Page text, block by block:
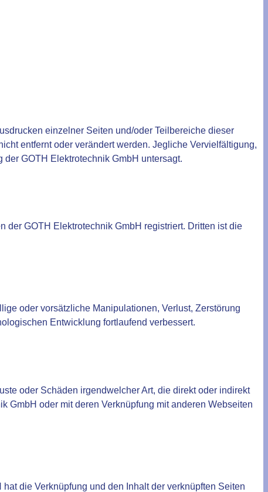
einzelner Seiten und/oder Teilbereiche dieser
entfernt oder verändert werden. Jegliche Vervielfältigung,
GOTH Elektrotechnik GmbH untersagt.
der GOTH Elektrotechnik GmbH registriert. Dritten ist die
oder vorsätzliche Manipulationen, Verlust, Zerstörung
Entwicklung fortlaufend verbessert.
oder Schäden irgendwelcher Art, die direkt oder indirekt
GmbH oder mit deren Verknüpfung mit anderen Webseiten
die Verknüpfung und den Inhalt der verknüpften Seiten